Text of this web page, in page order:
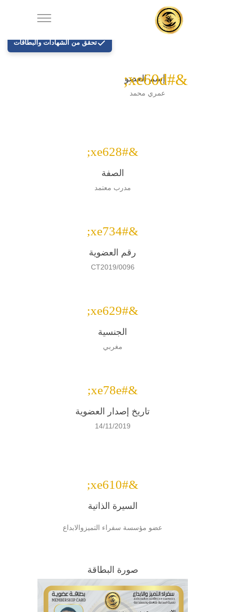
&#xe60d; إسم العضو
عمري محمد
&#xe628;
الصفة
مدرب معتمد
&#xe734;
رقم العضوية
CT2019/0096
&#xe629;
الجنسية
مغربي
&#xe78e;
تاريخ إصدار العضوية
14/11/2019
&#xe610;
السيرة الذاتية
عضو مؤسسة سفراء التميزوالابداع
صورة البطاقة
تحقق من الشهادات والبطاقات